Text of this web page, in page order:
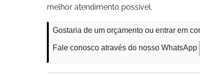
melhor atendimento possível.
Gostaria de um orçamento ou entrar em
Fale conosco através do nosso WhatsApp